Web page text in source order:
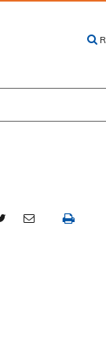
EN KIOSQUE